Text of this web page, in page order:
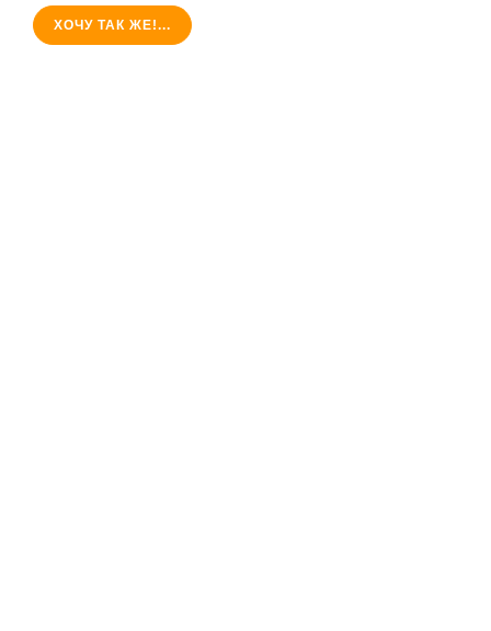
ХОЧУ ТАК ЖЕ!...